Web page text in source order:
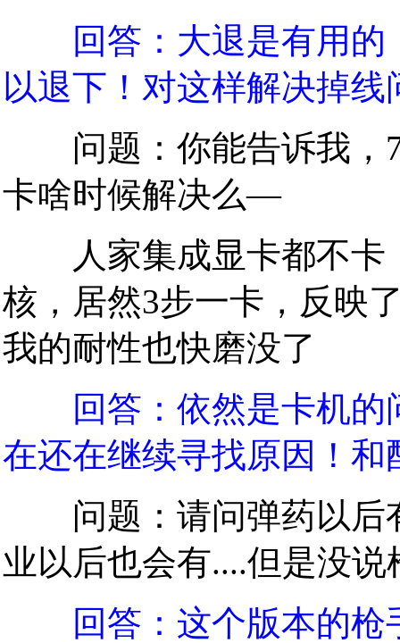
回答：大退是有用
以退下！对这样解决掉
问题：你能告诉我，7
卡啥时候解决么—
人家集成显卡都不卡
核，居然3步一卡，反映
我的耐性也快磨没了
回答：依然是卡机的
在还在继续寻找原因！
问题：请问弹药以后
业以后也会有....但是没说
回答：这个版本的